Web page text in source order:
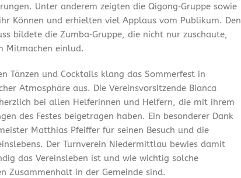
Unter anderem zeigten die Qigong‑Gruppe sowie
Können und erhielten viel Applaus vom Publikum. Den
bildete die Zumba‑Gruppe, die nicht nur zuschaute,
Mitmachen einlud.
Tänzen und Cocktails klang das Sommerfest in
Atmosphäre aus. Die Vereinsvorsitzende Bianca
bei allen Helferinnen und Helfern, die mit ihrem
des Festes beigetragen haben. Ein besonderer Dank
Matthias Pfeiffer für seinen Besuch und die
Der Turnverein Niedermittlau bewies damit
das Vereinsleben ist und wie wichtig solche
Zusammenhalt in der Gemeinde sind.